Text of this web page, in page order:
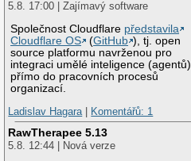
5.8. 17:00 | Zajímavý software
Společnost Cloudflare představila
Cloudflare OS
(GitHub ), tj. open
source platformu navrženou pro
integraci umělé inteligence (agentů)
přímo do pracovních procesů
organizací.
Ladislav Hagara| Komentářů: 1
RawTherapee 5.13
5.8. 12:44 | Nová verze